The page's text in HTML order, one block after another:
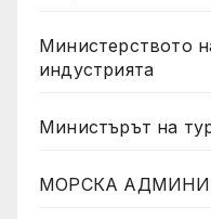
Министерството
индустрията
Министърът на
МОРСКА